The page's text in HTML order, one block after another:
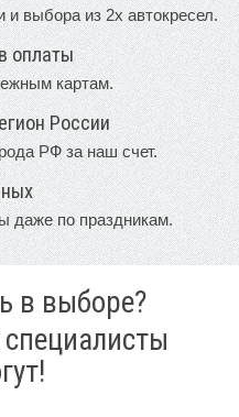
выбора из 2х автокресел.
оплаты
картам.
России
РФ за наш счет.
даже по праздникам.
в выборе?